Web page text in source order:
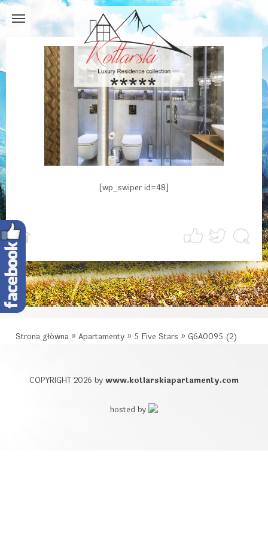
[wp_swiper id=48]
Strona główna » Apartamenty » 5 Five Stars » G6A0095 (2)
COPYRIGHT 2026 by www.kotlarskiapartamenty.com
hosted by